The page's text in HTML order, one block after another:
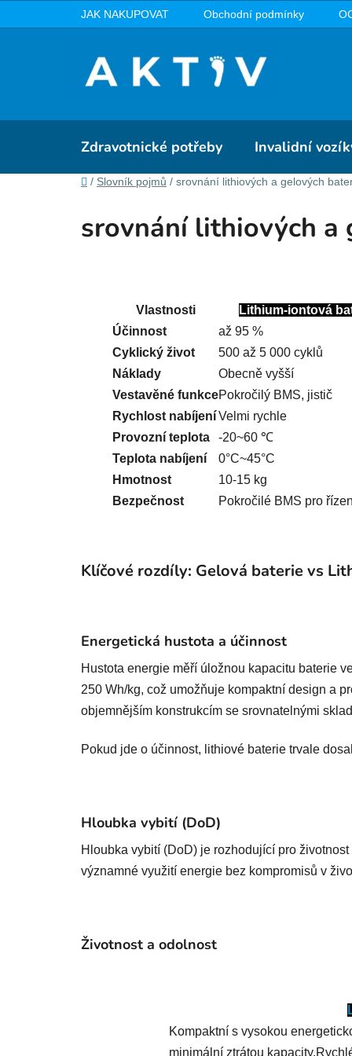
na
JAK NAKUPOVAT Obchodní podmínky
Zdravotnické potřeby Invalidní
Domů
/ Slovník pojmů / srovnání lithiových a gelových
srovnání lithiových a
Vlastnosti
Lithium-iontová
Účinnost
až 95 %
Cyklický život
500 až 5 000 cyklů
Náklady
Obecně vyšší
Vestavěné funkcePokročilý BMS, jistič
Rychlost nabíjeníVelmi rychle
Provozní teplota
-20~60 ℃
Teplota nabíjení
0°C~45°C
Hmotnost
10-15 kg
Bezpečnost
Pokročilé BMS pro
Klíčové rozdíly: Gelová baterie vs
Energetická hustota a účinnost
Hustota energie měří úložnou kapacitu baterie
250 Wh/kg, což umožňuje kompaktní design a
objemnějším konstrukcím se srovnatelnými
Pokud jde o účinnost, lithiové baterie trvale
Hloubka vybití (DoD)
Hloubka vybití (DoD) je rozhodující pro
významné využití energie bez kompromisů v
Životnost a odolnost
Kompaktní s vysokou
minimální ztrátou